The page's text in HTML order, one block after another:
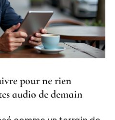
pour ne rien
audio de demain